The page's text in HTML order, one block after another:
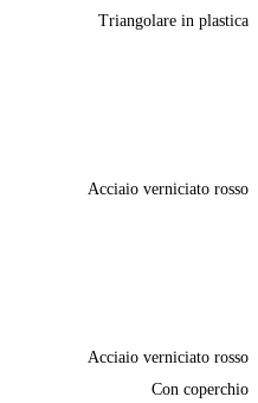
Triangolare in plastica
Acciaio verniciato rosso
Acciaio verniciato rosso
Con coperchio